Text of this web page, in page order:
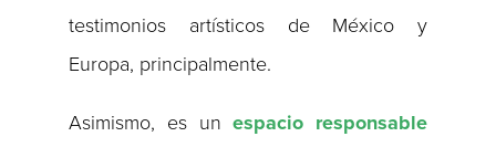
testimonios artísticos de México y
Europa, principalmente.
Asimismo, es unespacio responsable